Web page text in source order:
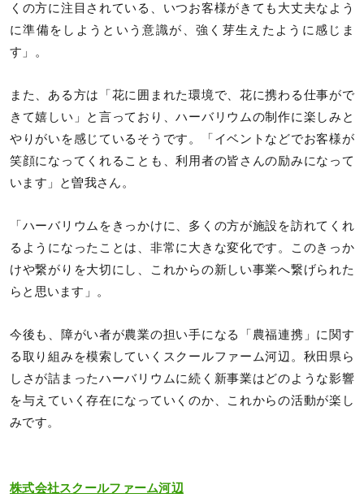
くの方に注目されている、いつお客様がきても大丈夫なよう
に準備をしようという意識が、強く芽生えたように感じま
す」。
また、ある方は「花に囲まれた環境で、花に携わる仕事がで
きて嬉しい」と言っており、ハーバリウムの制作に楽しみと
やりがいを感じているそうです。「イベントなどでお客様が
笑顔になってくれることも、利用者の皆さんの励みになって
います」と曽我さん。
「ハーバリウムをきっかけに、多くの方が施設を訪れてくれ
るようになったことは、非常に大きな変化です。このきっか
けや繋がりを大切にし、これからの新しい事業へ繋げられた
らと思います」。
今後も、障がい者が農業の担い手になる「農福連携」に関す
る取り組みを模索していくスクールファーム河辺。秋田県ら
しさが詰まったハーバリウムに続く新事業はどのような影響
を与えていく存在になっていくのか、これからの活動が楽し
みです。
株式会社スクールファーム河辺